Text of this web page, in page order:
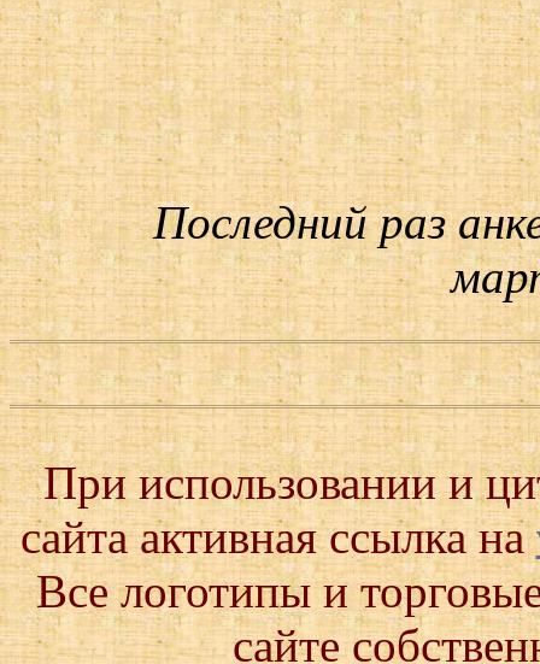
Последний раз
При использовании и
сайта активная ссылка на
Все логотипы и
сайте